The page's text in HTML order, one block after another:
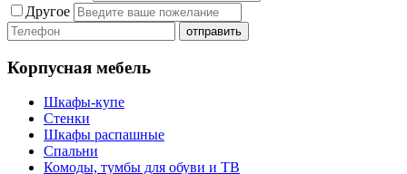
Другое
Корпусная мебель
Шкафы-купе
Стенки
Шкафы распашные
Спальни
Комоды, тумбы для обуви и ТВ